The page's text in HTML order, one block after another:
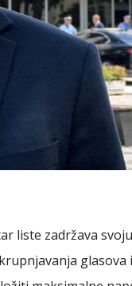
liste zadržava
glasova